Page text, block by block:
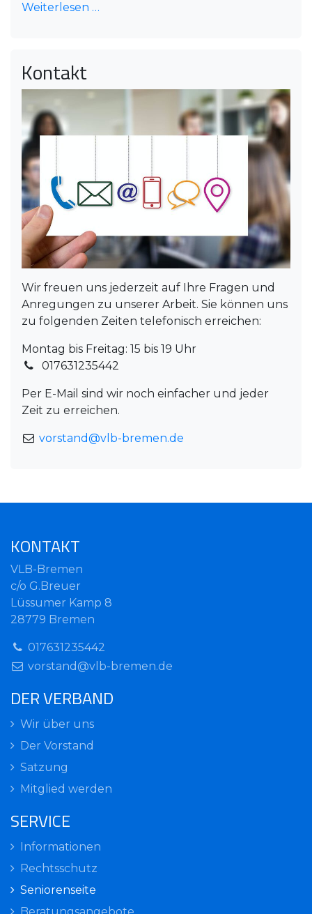
Weiterlesen …
Kontakt
Wir freuen uns jederzeit auf Ihre Fragen und
Anregungen zu unserer Arbeit. Sie können uns
zu folgenden Zeiten telefonisch erreichen:
Montag bis Freitag: 15 bis 19 Uhr
017631235442
Per E-Mail sind wir noch einfacher und jeder
Zeit zu erreichen.
vorstand@vlb-bremen.de
KONTAKT
VLB-Bremen
c/o G.Breuer
Lüssumer Kamp 8
28779 Bremen
017631235442
vorstand@vlb-bremen.de
DER VERBAND
Wir über uns
Der Vorstand
Satzung
Mitglied werden
SERVICE
Informationen
Rechtsschutz
Seniorenseite